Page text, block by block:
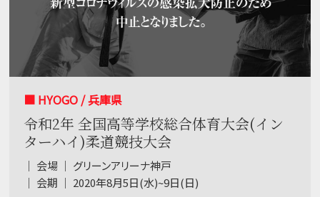
■ HYOGO / 兵庫県
令和2年 全国高等学校総合体育大会(イン
ターハイ)柔道競技大会
｜ 会場 ｜ グリーンアリーナ神戸
｜ 会期 ｜ 2020年8月5日(水)~9日(日)